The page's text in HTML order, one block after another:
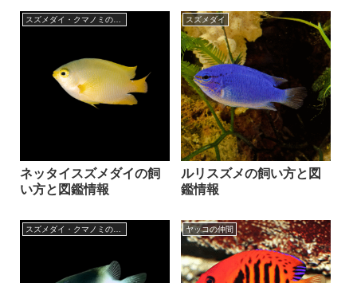
スズメダイ・クマノミの仲間
ネッタイスズメダイの飼
い方と図鑑情報
スズメダイ
ルリスズメの飼い方と図
鑑情報
スズメダイ・クマノミの仲間 ヤッコの仲間